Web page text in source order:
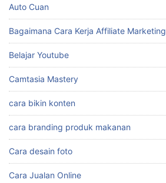
Auto Cuan
Bagaimana Cara Kerja Affiliate Marketing
Belajar Youtube
Camtasia Mastery
cara bikin konten
cara branding produk makanan
Cara desain foto
Cara Jualan Online